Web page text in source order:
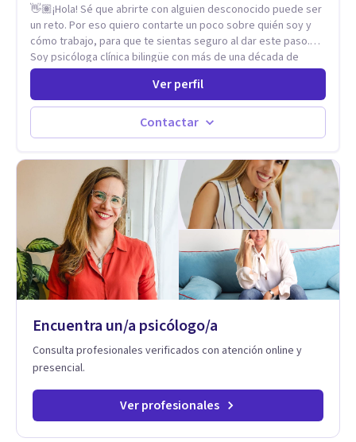
👋🏽¡Hola! Sé que abrirte con alguien desconocido puede ser
un reto. Por eso quiero contarte un poco sobre quién soy y
cómo trabajo, para que te sientas seguro al dar este paso.
Soy psicóloga clínica bilingüe con más de una década de
experiencia. He dictado conferencias, escrito artículos y
ejercido como profesora universitaria. Un dato curioso: he
vivido en varios países y conozco de primera mano lo que
significa ser migrante, adaptarse a los cambios y empezar de
nuevo.
Ver perfil
Contactar
Encuentra un/a psicólogo/a
Consulta profesionales verificados con atención online y
presencial.
Ver profesionales